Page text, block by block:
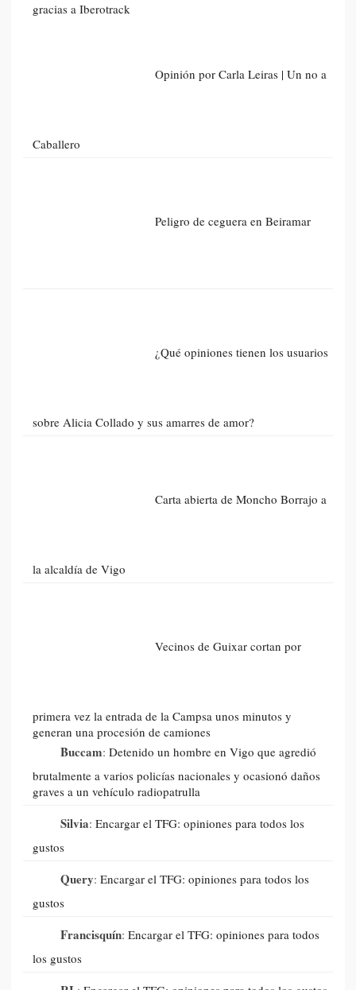
gracias a Iberotrack
Opinión por Carla Leiras | Un no a
Caballero
Peligro de ceguera en Beiramar
¿Qué opiniones tienen los usuarios
sobre Alicia Collado y sus amarres de amor?
Carta abierta de Moncho Borrajo a
la alcaldía de Vigo
Vecinos de Guixar cortan por
primera vez la entrada de la Campsa unos minutos y
generan una procesión de camiones
Buccam: Detenido un hombre en Vigo que agredió
brutalmente a varios policías nacionales y ocasionó daños
graves a un vehículo radiopatrulla
Silvia: Encargar el TFG: opiniones para todos los
gustos
Query: Encargar el TFG: opiniones para todos los
gustos
Francisquín: Encargar el TFG: opiniones para todos
los gustos